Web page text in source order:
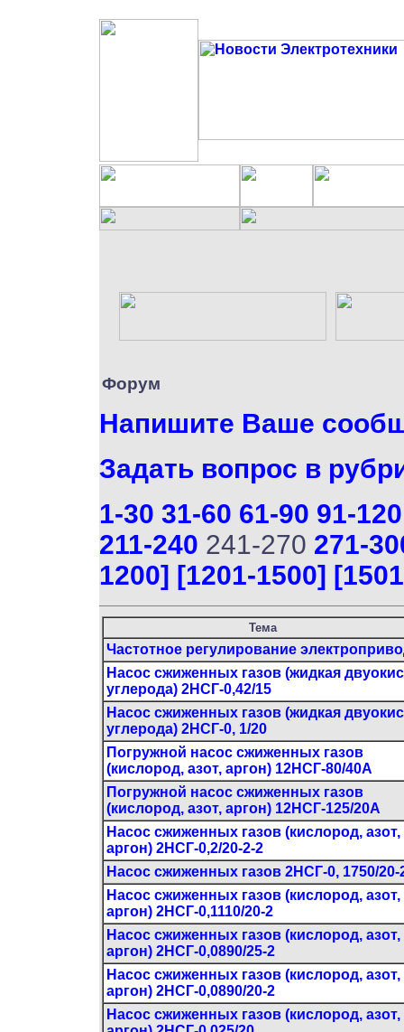
Форум
Напишите Ваше
Задать вопрос в
1-30 31-60 61-90 91-120
211-240 241-270 271-
1200] [1201-1500]
Тема
Частотное регулирование
Насос сжиженных газов (жидкая
углерода) 2НСГ-0,42/15
Насос сжиженных газов (жидкая
углерода) 2НСГ-0, 1/20
Погружной насос сжиженных газов
(кислород, азот, аргон) 12НСГ-80/40А
Погружной насос сжиженных газов
(кислород, азот, аргон) 12НСГ-125/20А
Насос сжиженных газов (кислород, азот,
аргон) 2НСГ-0,2/20-2-2
Насос сжиженных газов 2НСГ-0, 1750/20-
Насос сжиженных газов (кислород, азот,
аргон) 2НСГ-0,1110/20-2
Насос сжиженных газов (кислород, азот,
аргон) 2НСГ-0,0890/25-2
Насос сжиженных газов (кислород, азот,
аргон) 2НСГ-0,0890/20-2
Насос сжиженных газов (кислород, азот,